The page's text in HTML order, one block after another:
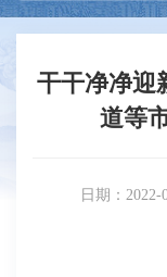
干干净净迎
道等
日期：2022-